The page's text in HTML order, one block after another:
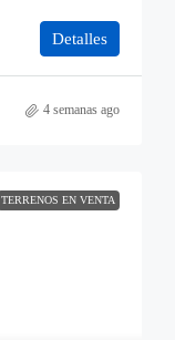
Detalles
4 semanas ago
TERRENOS EN VENTA